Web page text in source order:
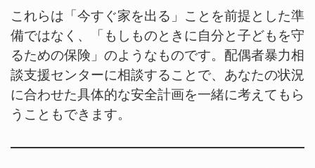
これらは「今すぐ家を出る」ことを前提とした準
備ではなく、「もしものときに自分と子どもを守
るための保険」のようなものです。配偶者暴力相
談支援センターに相談することで、あなたの状況
に合わせた具体的な安全計画を一緒に考えてもら
うこともできます。